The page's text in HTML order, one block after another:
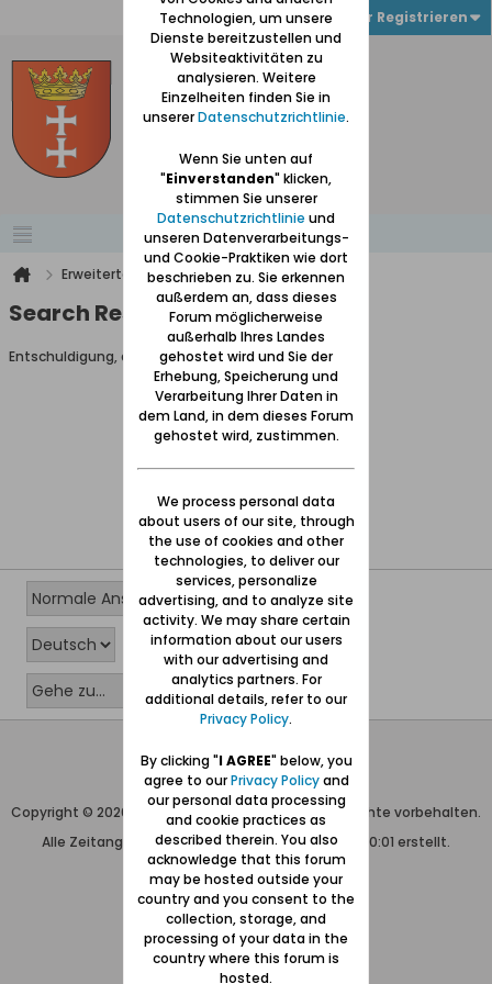
Anmelden oder Registrieren
Erweiterte Suche Suchergebnisse
Search Result
Entschuldigung, du darfst diese Seite nicht aufrufen.
Wolfgang Naujocks MMXXVI
Powered byvBulletin®
Copyright © 2026 MH Sub I, LLC dba vBulletin. Alle Rechte vorbehalten.
Alle Zeitangaben in WEZ+1. Die Seite wurde um 00:01 erstellt.
Technologien, um unsere
Dienste bereitzustellen und
Websiteaktivitäten zu
analysieren. Weitere
Einzelheiten finden Sie in
unsererDatenschutzrichtlinie.
Wenn Sie unten auf
"Einverstanden" klicken,
stimmen Sie unserer
Datenschutzrichtlinie und
unseren Datenverarbeitungs-
und Cookie-Praktiken wie dort
beschrieben zu. Sie erkennen
außerdem an, dass dieses
Forum möglicherweise
außerhalb Ihres Landes
gehostet wird und Sie der
Erhebung, Speicherung und
Verarbeitung Ihrer Daten in
dem Land, in dem dieses Forum
gehostet wird, zustimmen.
We process personal data
about users of our site, through
the use of cookies and other
technologies, to deliver our
services, personalize
advertising, and to analyze site
activity. We may share certain
information about our users
with our advertising and
analytics partners. For
additional details, refer to our
Privacy Policy.
By clicking "I AGREE" below, you
agree to ourPrivacy Policyand
our personal data processing
and cookie practices as
described therein. You also
acknowledge that this forum
may be hosted outside your
country and you consent to the
collection, storage, and
processing of your data in the
country where this forum is
hosted.